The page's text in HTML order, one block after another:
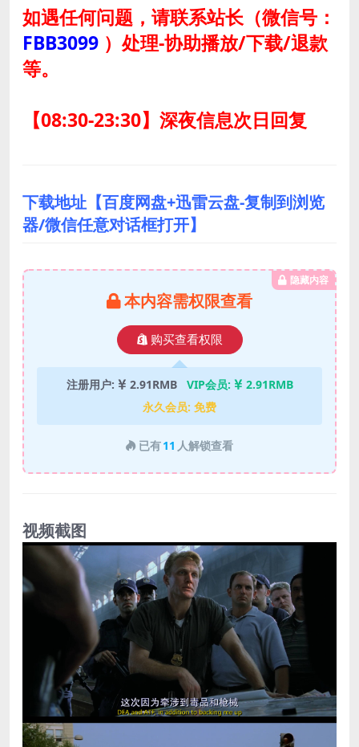
如遇任何问题，请联系站长（微信号：
FBB3099 ） 处理-协助播放/下载/退款
等。
【08:30-23:30】深夜信息次日回复
下载地址【百度网盘+迅雷云盘-复制到浏览
器/微信任意对话框打开】
隐藏内容
本内容需权限查看
购买查看权限
注册用户: 2.91RMB VIP会员:
2.91RMB
永久会员: 免费
已有11 人解锁查看
视频截图